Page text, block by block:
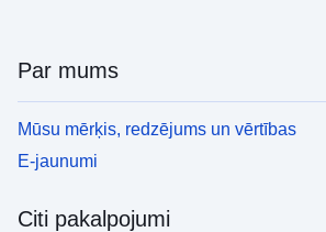
Par mums
Mūsu mērķis, redzējums un vērtības
E-jaunumi
Citi pakalpojumi